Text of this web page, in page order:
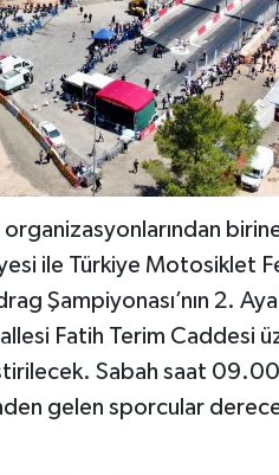
ile Türkiye Motosiklet
Şampiyonası’nın 2.
Fatih Terim Caddesi
Sabah saat
gelen sporcular